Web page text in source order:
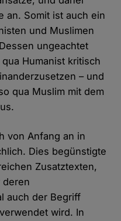
an. Somit ist auch ein
und Muslimen
ungeachtet
Humanist kritisch
– und
qua Muslim mit dem
von Anfang an in
Dies begünstigte
Zusatztexten,
deren
auch der Begriff
wird. In